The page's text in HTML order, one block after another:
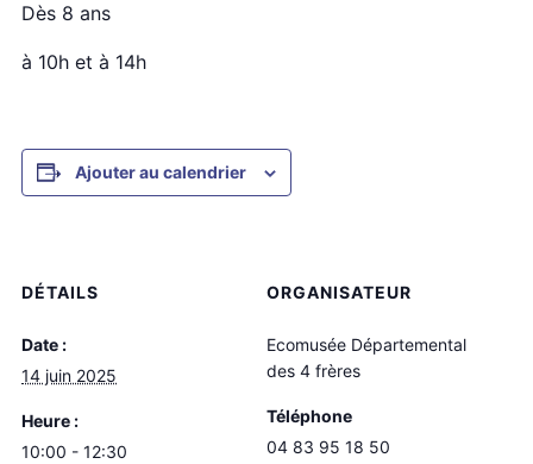
Dès 8 ans
à 10h et à 14h
Ajouter au calendrier
DÉTAILS
Date :
14 juin 2025
Heure :
10:00 - 12:30
ORGANISATEUR
Ecomusée Départemental
des 4 frères
Téléphone
04 83 95 18 50